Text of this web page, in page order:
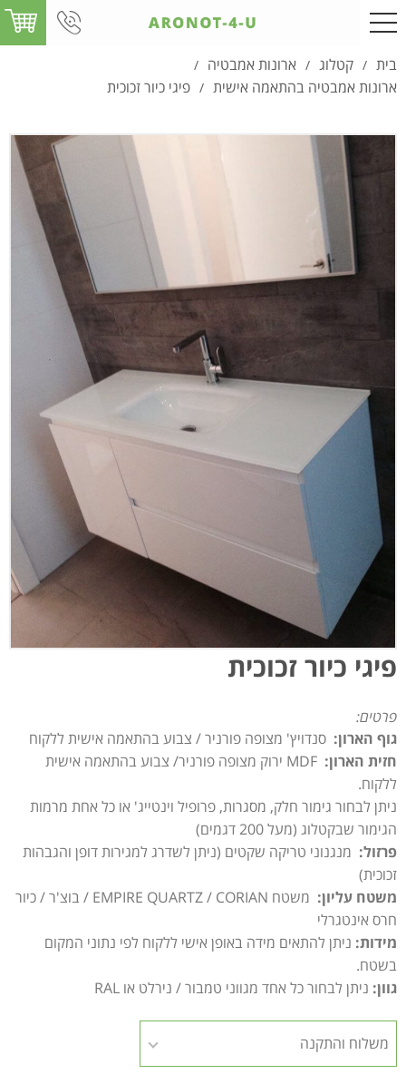
בית / קטלוג / ארונות אמבטיה /
ארונות אמבטיה בהתאמה אישית / פיגי כיור זכוכית
פיגי כיור זכוכית
פרטים:
גוף הארון: סנדויץ' מצופה פורניר / צבוע בהתאמה אישית ללקוח
חזית הארון:
MDF ירוק מצופה פורניר/ צבוע בהתאמה אישית
ללקוח.
ניתן לבחור גימור חלק, מסגרות, פרופיל וינטייג' או כל אחת מרמות
הגימור שבקטלוג (מעל 200 דגמים)
פרזול: מנגנוני טריקה שקטים (ניתן לשדרג למגירות דופן והגבהות
זכוכית)
משטח עליון:
משטח EMPIRE QUARTZ / CORIAN / בוצ'ר / כיור
חרס אינטגרלי
מידות: ניתן להתאים מידה באופן אישי ללקוח לפי נתוני המקום
בשטח.
גוון: ניתן לבחור כל אחד מגווני טמבור / נירלט או RAL